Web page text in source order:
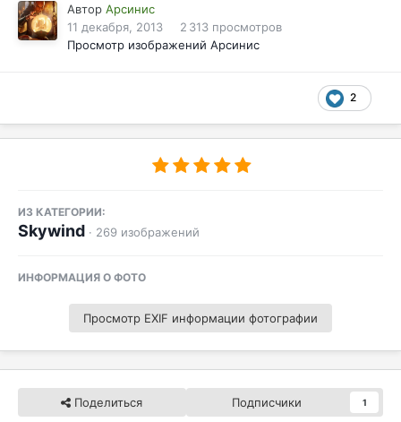
Автор Арсинис
11 декабря, 2013
2 313 просмотров
Просмотр изображений Арсинис
2
ИЗ КАТЕГОРИИ:
Skywind · 269 изображений
ИНФОРМАЦИЯ О ФОТО
Просмотр EXIF информации фотографии
Поделиться Подписчики 1